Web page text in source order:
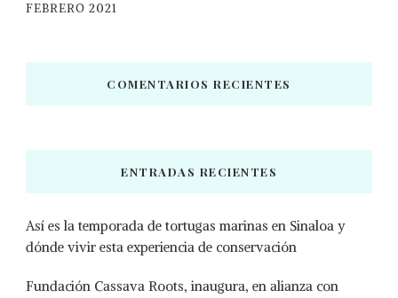
FEBRERO 2021
COMENTARIOS RECIENTES
ENTRADAS RECIENTES
Así es la temporada de tortugas marinas en Sinaloa y
dónde vivir esta experiencia de conservación
Fundación Cassava Roots, inaugura, en alianza con